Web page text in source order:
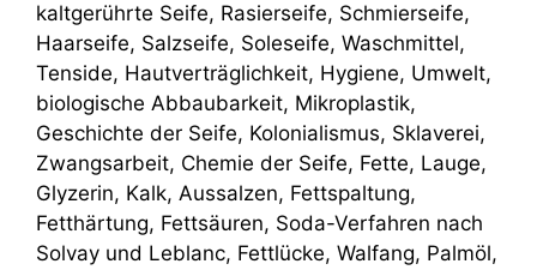
kaltgerührte Seife, Rasierseife, Schmierseife,
Haarseife, Salzseife, Soleseife, Waschmittel,
Tenside, Hautverträglichkeit, Hygiene, Umwelt,
biologische Abbaubarkeit, Mikroplastik,
Geschichte der Seife, Kolonialismus, Sklaverei,
Zwangsarbeit, Chemie der Seife, Fette, Lauge,
Glyzerin, Kalk, Aussalzen, Fettspaltung,
Fetthärtung, Fettsäuren, Soda-Verfahren nach
Solvay und Leblanc, Fettlücke, Walfang, Palmöl,